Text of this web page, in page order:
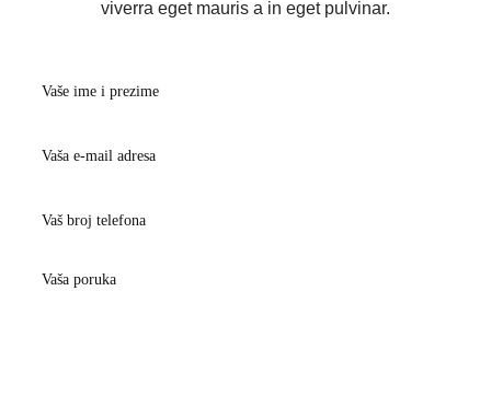
viverra eget mauris a in eget pulvinar.